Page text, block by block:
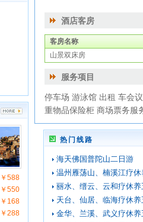
￥588
￥550
￥168
￥288
酒店客房
客房名称
山景双床房
服务项目
停车场 游泳馆 出租 车会
重物品保险柜 商场票务服
热门线路
海天佛国普陀山二日游
温州雁荡山、楠溪江疗休
丽水、缙云、云和疗休养
天台、仙居、临海疗休养
金华、兰溪、武义疗休养